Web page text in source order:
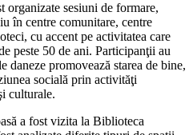
organizate sesiuni de formare,
în centre comunitare, centre
cu accent pe activitatea care
peste 50 de ani. Participanţii au
daneze promovează starea de bine,
socială prin activităţi
culturale.
a fost vizita la Biblioteca